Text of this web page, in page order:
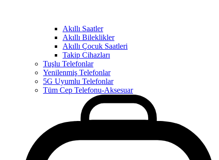
Akıllı Saatler
Akıllı Bileklikler
Akıllı Çocuk Saatleri
Takip Cihazları
Tuşlu Telefonlar
Yenilenmiş Telefonlar
5G Uyumlu Telefonlar
Tüm Cep Telefonu-Aksesuar